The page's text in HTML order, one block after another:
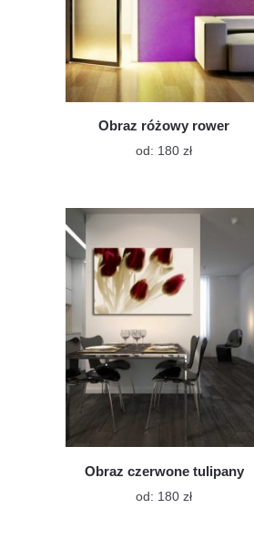
Obraz różowy rower
od: 180 złTen
wiele
Opcje
można
na
stronie
produktu
Obraz czerwone tulipany
od: 180 złTen